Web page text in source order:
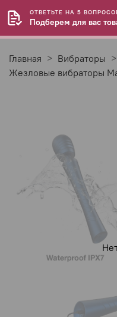
Главная
Вибраторы
Жезловые вибраторы
ОТВЕТЬТЕ НА 5
Подберем для вас